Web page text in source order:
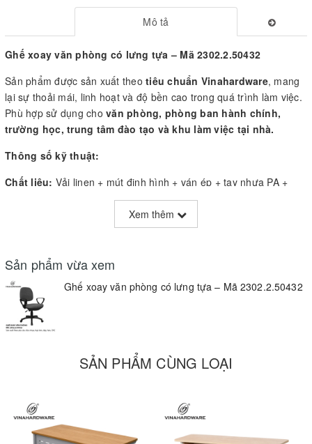
Mô tả
Ghế xoay văn phòng có lưng tựa – Mã 2302.2.50432
Sản phẩm được sản xuất theo tiêu chuẩn Vinahardware, mang
lại sự thoải mái, linh hoạt và độ bền cao trong quá trình làm việc.
Phù hợp sử dụng cho văn phòng, phòng ban hành chính,
trường học, trung tâm đào tạo và khu làm việc tại nhà.
Thông số kỹ thuật:
Chất liệu: Vải linen + mút định hình + ván ép + tay nhựa PA +
Thép sơn tĩnh điện, chịu tải trọng 150kg
Bánh xe:
Tay vịn:Cố định liền khung
Cơ cấu:Nâng hạ độ cao bằng ben hơi, xoay 360°
Xám ghi
Trọng lượng:
6kg (net), 8.5kg (gross)
Bảo hành:12 tháng
Xem thêm
Sản phẩm vừa xem
Ghế xoay văn phòng có lưng tựa – Mã 2302.2.50432
SẢN PHẨM CÙNG LOẠI